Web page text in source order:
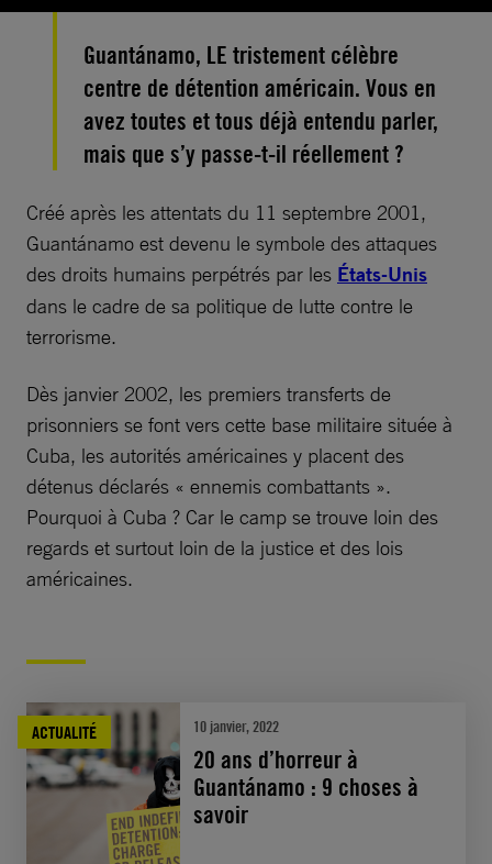
Guantánamo, LE tristement célèbre
centre de détention américain. Vous en
avez toutes et tous déjà entendu parler,
mais que s’y passe-t-il réellement ?
Créé après les attentats du 11 septembre 2001,
Guantánamo est devenu le symbole des attaques
des droits humains perpétrés par les États-Unis
dans le cadre de sa politique de lutte contre le
terrorisme.
Dès janvier 2002, les premiers transferts de
prisonniers se font vers cette base militaire située à
Cuba, les autorités américaines y placent des
détenus déclarés « ennemis combattants ».
Pourquoi à Cuba ? Car le camp se trouve loin des
regards et surtout loin de la justice et des lois
américaines.
ACTUALITÉ 10 janvier, 2022
20 ans d’horreur à
Guantánamo : 9 choses à
savoir